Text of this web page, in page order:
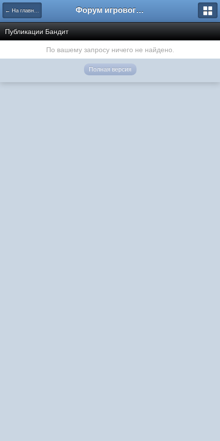
← На главную Форум игрового проекта Riverrise
Публикации Бандит
По вашему запросу ничего не найдено.
Полная версия